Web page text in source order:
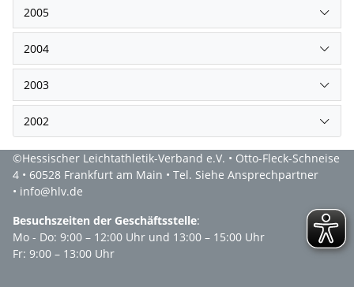
2005
2004
2003
2002
©Hessischer Leichtathletik-Verband e.V. • Otto-Fleck-Schneise
4 • 60528 Frankfurt am Main • Tel. Siehe Ansprechpartner
• info@hlv.de
Besuchszeiten der Geschäftsstelle:
Mo - Do: 9:00 – 12:00 Uhr und 13:00 – 15:00 Uhr
Fr: 9:00 – 13:00 Uhr